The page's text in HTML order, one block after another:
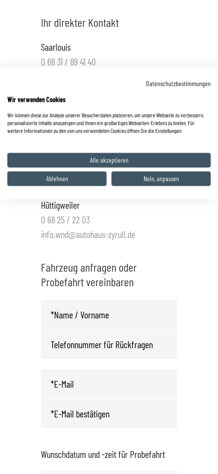
Ihr direkter Kontakt
Saarlouis
0 68 31 / 89 41 40
Saarwellingen
0 68 38 / 86 48 80
info@autohaus-zyrull.de
St. Wendel
0 68 51 / 99 40 00
info.wnd@autohaus-zyrull.de
Hüttigweiler
0 68 25 / 22 03
info.wnd@autohaus-zyrull.de
Fahrzeug anfragen oder
Probefahrt vereinbaren
Wunschdatum und -zeit für Probefahrt
Datenschutzbestimmungen
Wir verwenden Cookies
Wir können diese zur Analyse unserer Besucherdaten platzieren, um unsere Webseite zu verbessern,
personalisierte Inhalte anzuzeigen und Ihnen ein großartiges Webseiten-Erlebnis zu bieten. Für
weitere Informationen zu den von uns verwendeten Cookies öffnen Sie die Einstellungen.
Alle akzeptieren
Ablehnen Nein, anpassen